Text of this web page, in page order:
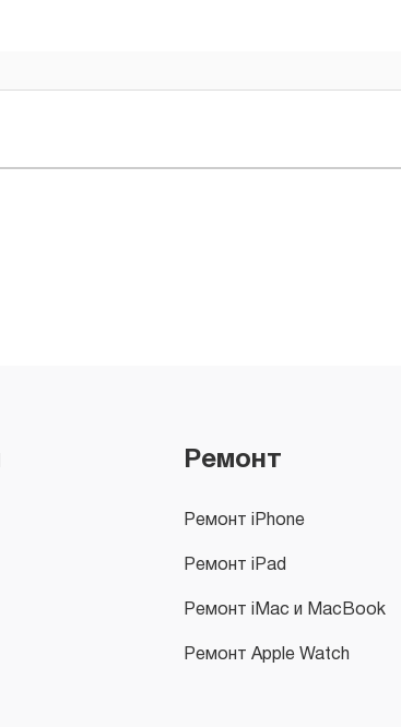
Ремонт
Ремонт iPhone
Ремонт iPad
Ремонт iMac и MacBook
Ремонт Apple Watch